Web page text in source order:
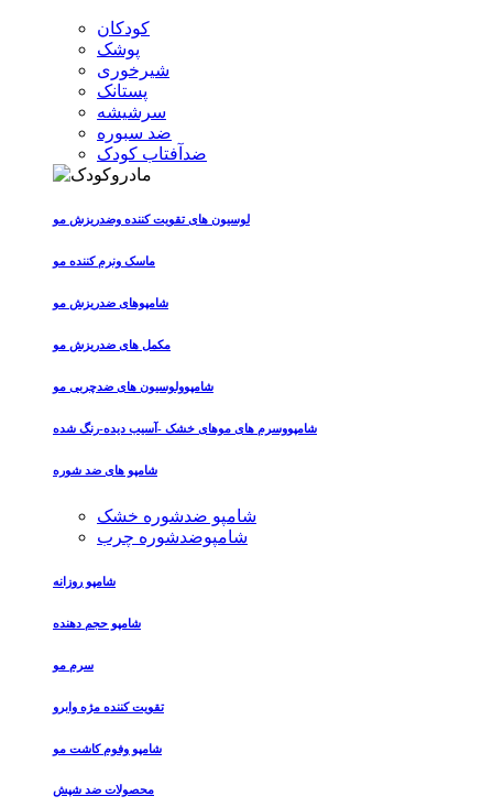
کودکان
پوشک
شیرخوری
پستانک
سرشیشه
ضد سبوره
ضدآفتاب کودک
لوسیون های تقویت کننده وضدریزش مو
ماسک ونرم کننده مو
شامپوهای ضدریزش مو
مکمل های ضدریزش مو
شامپوولوسیون های ضدچربی مو
شامپووسرم های موهای خشک -آسیب دیده-رنگ شده
شامپو های ضد شوره
شامپو ضدشوره خشک
شامپوضدشوره چرب
شامپو روزانه
شامپو حجم دهنده
سرم مو
تقویت کننده مژه وابرو
شامپو وفوم کاشت مو
محصولات ضد شپش